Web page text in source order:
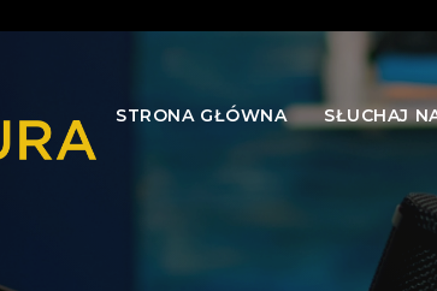
STRONA GŁÓWNA SŁUCHAJ